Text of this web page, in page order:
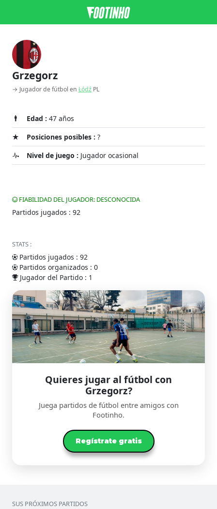
Grzegorz
→ Jugador de fútbol en Łódź PL
Edad : 47 años
Posiciones posibles : ?
Nivel de juego : Jugador ocasional
FIABILIDAD DEL JUGADOR: DESCONOCIDA
Partidos jugados : 92
STATS :
Partidos jugados : 92
Partidos organizados : 0
Jugador del Partido : 1
Quieres jugar al fútbol con
Grzegorz?
Juega partidos de fútbol entre amigos con
Footinho.
Regístrate gratis
SUS PRÓXIMOS PARTIDOS